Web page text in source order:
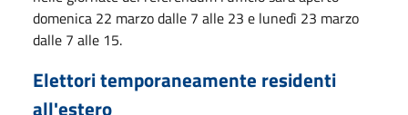
domenica 22 marzo dalle 7 alle 23 e lunedì 23 marzo
dalle 7 alle 15.
Elettori temporaneamente residenti
all'estero